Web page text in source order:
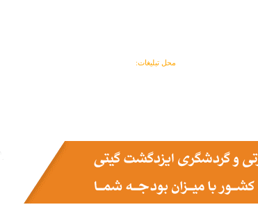
محل تبلیغات: